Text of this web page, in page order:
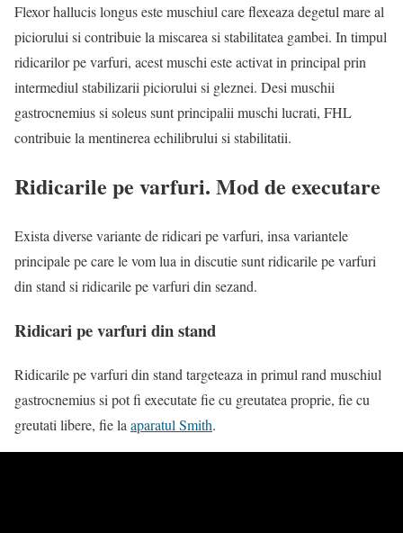
Flexor hallucis longus este muschiul care flexeaza degetul mare al
piciorului si contribuie la miscarea si stabilitatea gambei. In timpul
ridicarilor pe varfuri, acest muschi este activat in principal prin
intermediul stabilizarii piciorului si gleznei. Desi muschii
gastrocnemius si soleus sunt principalii muschi lucrati, FHL
contribuie la mentinerea echilibrului si stabilitatii.
Ridicarile pe varfuri. Mod de executare
Exista diverse variante de ridicari pe varfuri, insa variantele
principale pe care le vom lua in discutie sunt ridicarile pe varfuri
din stand si ridicarile pe varfuri din sezand.
Ridicari pe varfuri din stand
Ridicarile pe varfuri din stand targeteaza in primul rand muschiul
gastrocnemius si pot fi executate fie cu greutatea proprie, fie cu
greutati libere, fie la aparatul Smith.